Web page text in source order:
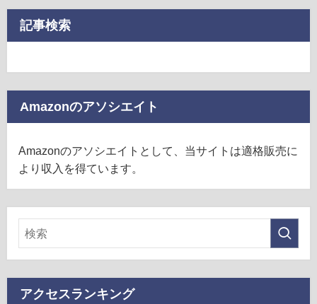
記事検索
Amazonのアソシエイト
Amazonのアソシエイトとして、当サイトは適格販売に
より収入を得ています。
アクセスランキング